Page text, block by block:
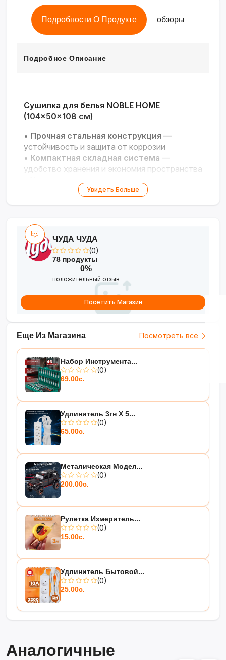
Подробности О Продукте обзоры
Подробное Описание
Сушилка для белья NOBLE HOME
(104×50×108 см)
• Прочная стальная конструкция —
устойчивость и защита от коррозии
• Компактная складная система —
удобство хранения и экономия пространства
Универсальность— подходит для
балкона, ванной или гостиной
Увидеть Больше
Еще Из Магазина Посмотреть все
Набор Инструмента...
(0)
69.00с.
Удлинитель 3гн Х 5...
(0)
65.00с.
Металическая Модел...
(0)
200.00с.
Рулетка Измеритель...
(0)
15.00с.
Удлинитель Бытовой...
(0)
25.00с.
ЧУДА ЧУДА
(0)
78 продукты
0%
положительный отзыв
Посетить Магазин
Аналогичные